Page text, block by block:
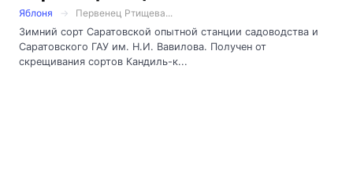
Яблоня
Первенец Ртищева...
Зимний сорт Саратовской опытной станции садоводства и
Саратовского ГАУ им. Н.И. Вавилова. Получен от
скрещивания сортов Кандиль-к...